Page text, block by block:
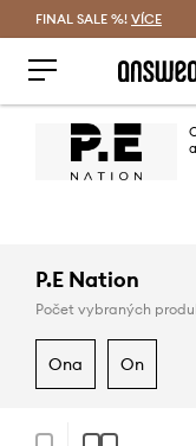
FINAL SALE %! VÍCE
P.E Nation
Počet vybraných
ona on